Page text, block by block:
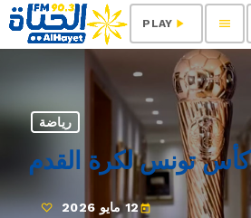
menu
play_arrow
PLAY
رياضة
كأس تونس لكرة القدم
today12 مايو 2026